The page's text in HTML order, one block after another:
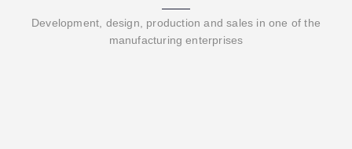
Development, design, production and sales in one of the
manufacturing enterprises